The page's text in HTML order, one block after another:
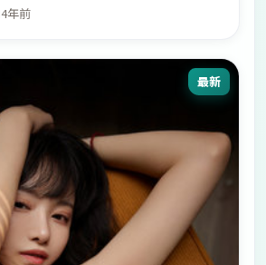
4年前
最新